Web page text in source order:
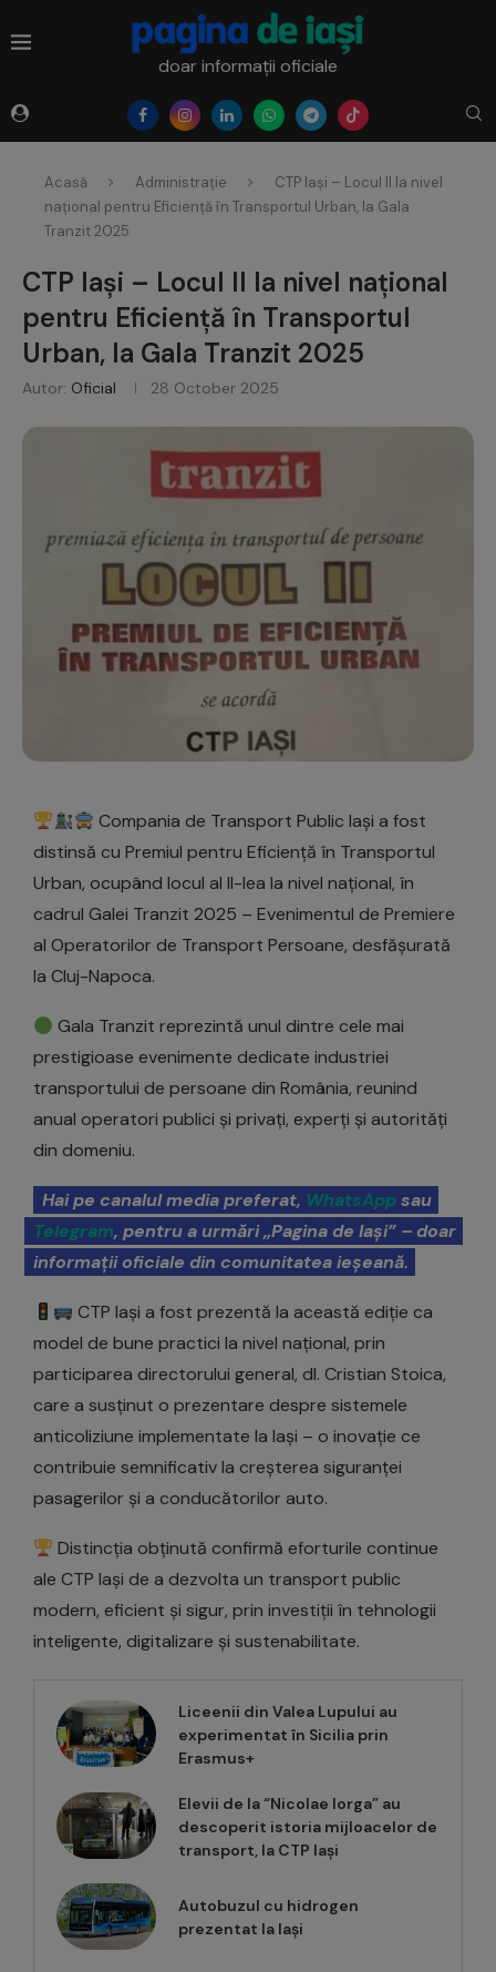
doar informații oficiale
Acasă Administrație
CTP Iași – Locul II la nivel
național pentru Eficiență în Transportul Urban, la Gala
Tranzit 2025
CTP Iași – Locul II la nivel național
pentru Eficiență în Transportul
Urban, la Gala Tranzit 2025
Autor: Oficial 28 October 2025
Compania de Transport Public Iași a fost
distinsă cu Premiul pentru Eficiență în Transportul
Urban, ocupând locul al II-lea la nivel național, în
cadrul Galei Tranzit 2025 – Evenimentul de Premiere
al Operatorilor de Transport Persoane, desfășurată
la Cluj-Napoca.
Gala Tranzit reprezintă unul dintre cele mai
prestigioase evenimente dedicate industriei
transportului de persoane din România, reunind
anual operatori publici și privați, experți și autorități
din domeniu.
Hai pe canalul media preferat, WhatsAppsau
Telegram, pentru a urmări „Pagina de Iași” – doar
informații oficiale din comunitatea ieșeană.
CTP Iași a fost prezentă la această ediție ca
model de bune practici la nivel național, prin
participarea directorului general, dl. Cristian Stoica,
care a susținut o prezentare despre sistemele
anticoliziune implementate la Iași – o inovație ce
contribuie semnificativ la creșterea siguranței
pasagerilor și a conducătorilor auto.
Distincția obținută confirmă eforturile continue
ale CTP Iași de a dezvolta un transport public
modern, eficient și sigur, prin investiții în tehnologii
inteligente, digitalizare și sustenabilitate.
Liceenii din Valea Lupului au
experimentat în Sicilia prin
Erasmus+
Elevii de la “Nicolae Iorga” au
descoperit istoria mijloacelor de
transport, la CTP Iași
Autobuzul cu hidrogen
prezentat la Iași